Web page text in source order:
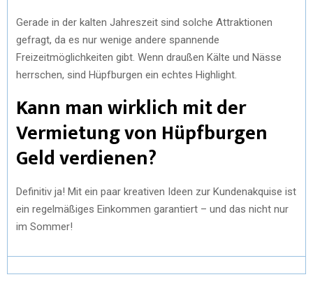
Gerade in der kalten Jahreszeit sind solche Attraktionen
gefragt, da es nur wenige andere spannende
Freizeitmöglichkeiten gibt. Wenn draußen Kälte und Nässe
herrschen, sind Hüpfburgen ein echtes Highlight.
Kann man wirklich mit der
Vermietung von Hüpfburgen
Geld verdienen?
Definitiv ja! Mit ein paar kreativen Ideen zur Kundenakquise ist
ein regelmäßiges Einkommen garantiert – und das nicht nur
im Sommer!